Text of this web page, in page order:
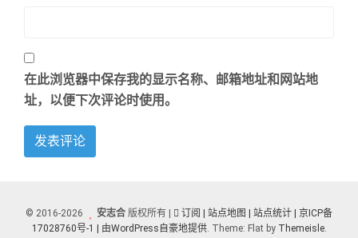
在此浏览器中保存我的显示名称、邮箱地址和网站地
址，以便下次评论时使用。
© 2016-2026 安志合 版权所有 | 订阅 | 站点地图 | 站点统计 | 京ICP备
17028760号-1 | 由WordPress自豪地提供. Theme: Flat by Themeisle.